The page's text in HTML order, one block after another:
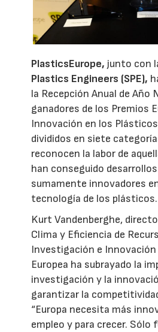
PlasticsEurope, junto con
Plastics Engineers (SPE),
la Recepción Anual de Año
ganadores de los Premios
Innovación en los
divididos en siete
reconocen la labor de
han conseguido
sumamente innovadores
tecnología de los plásticos.
Kurt Vandenberghe,
Clima y Eficiencia de
Investigación e Innovación
Europea ha subrayado la
investigación y la
garantizar la
“Europa necesita más
empleo y para crecer. Sólo